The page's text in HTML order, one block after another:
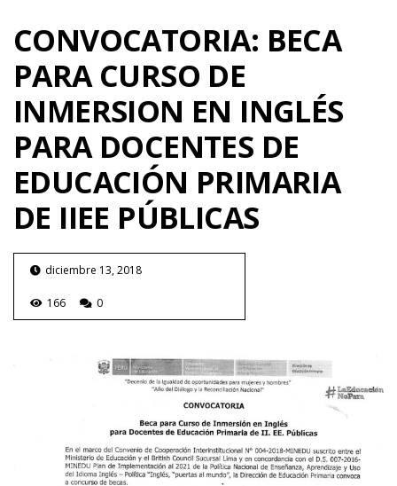
CONVOCATORIA: BECA
PARA CURSO DE
INMERSION EN INGLÉS
PARA DOCENTES DE
EDUCACIÓN PRIMARIA
DE IIEE PÚBLICAS
diciembre 13, 2018
166 0